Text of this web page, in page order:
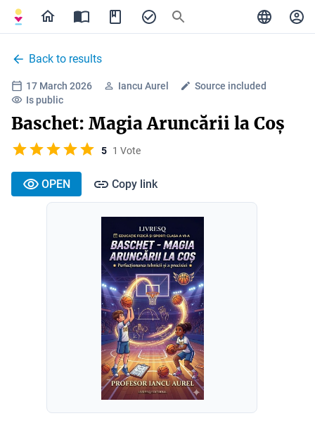
Back to results
17 March 2026 Iancu Aurel
Source included
Is public
Baschet: Magia Aruncării la Coș
5 1 Vote
OPEN Copy link